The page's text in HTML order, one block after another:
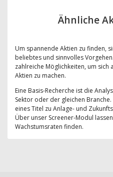
Ähnliche
Um spannende Aktien zu finden,
beliebtes und sinnvolles
zahlreiche Möglichkeiten, um sich
Aktien zu machen.
Eine Basis-Recherche ist die
Sektor oder der gleichen
eines Titel zu Anlage- und
Über unser Screener-Modul
Wachstumsraten finden.